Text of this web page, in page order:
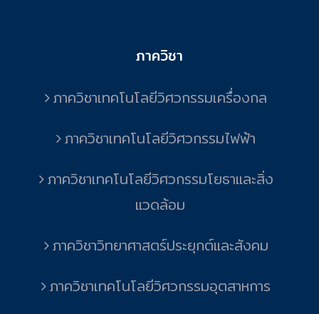
ภาควิชา
ภาควิชาเทคโนโลยีวิศวกรรมเครื่องกล
ภาควิชาเทคโนโลยีวิศวกรรมไฟฟ้า
ภาควิชาเทคโนโลยีวิศวกรรมโยธาและสิ่ง
แวดล้อม
ภาควิชาวิทยาศาสตร์ประยุกต์และสังคม
ภาควิชาเทคโนโลยีวิศวกรรมอุตสาหการ